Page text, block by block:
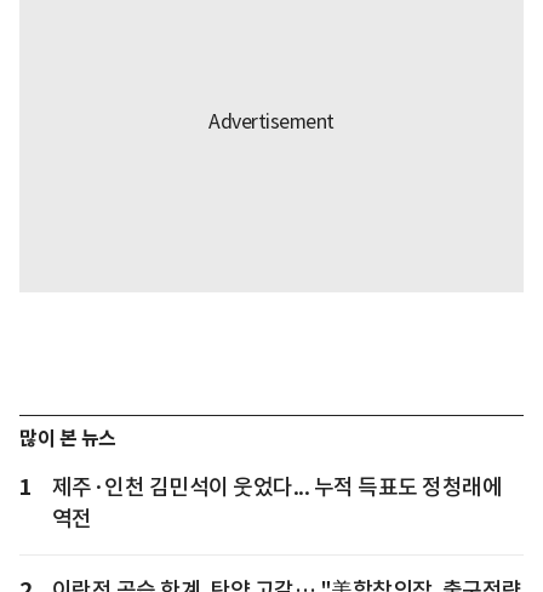
많이 본 뉴스
1
제주·인천 김민석이 웃었다... 누적 득표도 정청래에
역전